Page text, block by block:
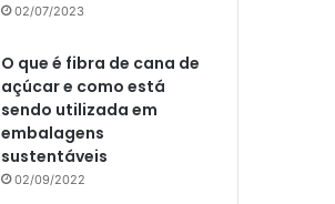
02/07/2023
O que é fibra de cana de
açúcar e como está
sendo utilizada em
embalagens
sustentáveis
02/09/2022